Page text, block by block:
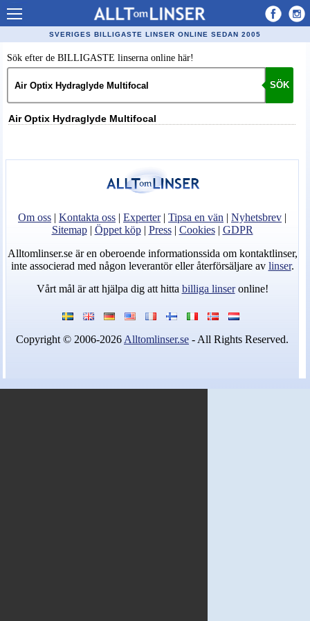
Allt om Linser
Billiga kontaktlinser
Återförsäljare linser
Glasögon
Tillverkare - linser
Nyheter - linser
SVERIGES BILLIGASTE LINSER ONLINE SEDAN 2005
Sök efter de BILLIGASTE linserna online här!
SÖK
Air Optix Hydraglyde Multifocal
Om oss |Kontakta oss |Experter|Tipsa en vän |Nyhetsbrev |
Sitemap| Öppet köp| Press| Cookies| GDPR
Alltomlinser.se är en oberoende informationssida om kontaktlinser,
inte associerad med någon leverantör eller återförsäljare av linser.
Vårt mål är att hjälpa dig att hitta billiga linseronline!
Copyright © 2006-2026 Alltomlinser.se - All Rights Reserved.